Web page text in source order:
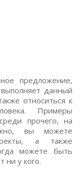
предложение,
данный
относиться к
Примеры
прочего, на
вы можете
а также
можете быть
ни у кого.